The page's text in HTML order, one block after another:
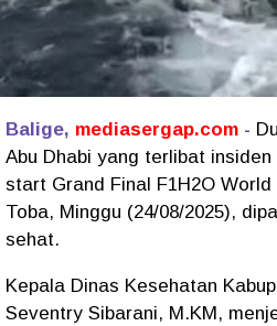
Balige, mediasergap.com -
Abu Dhabi yang terlibat
start Grand Final F1H2O World
Toba, Minggu (24/08/2025),
sehat.
Kepala Dinas Kesehatan
Seventry Sibarani, M.KM,